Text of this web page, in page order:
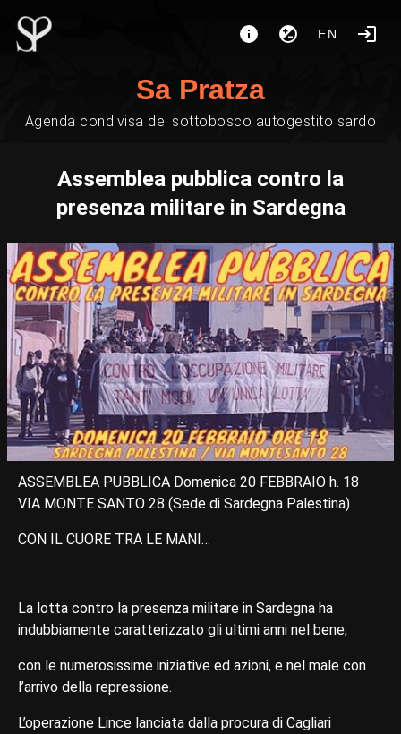
EN
Sa Pratza
Agenda condivisa del sottobosco autogestito sardo
Assemblea pubblica contro la
presenza militare in Sardegna
ASSEMBLEA PUBBLICA Domenica 20 FEBBRAIO h. 18
VIA MONTE SANTO 28 (Sede di Sardegna Palestina)
CON IL CUORE TRA LE MANI…
La lotta contro la presenza militare in Sardegna ha
indubbiamente caratterizzato gli ultimi anni nel bene,
con le numerosissime iniziative ed azioni, e nel male con
l’arrivo della repressione.
L’operazione Lince lanciata dalla procura di Cagliari